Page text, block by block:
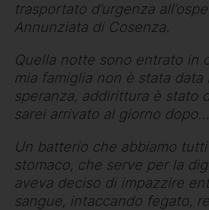
trasportato d’urgenza
Annunziata di Cosenza.
Quella notte sono entrato in
mia famiglia non è stata data
speranza, addirittura è stato
sarei arrivato al giorno dopo…
Un batterio che abbiamo
stomaco, che serve per la
aveva deciso di impazzire
sangue, intaccando fegato,